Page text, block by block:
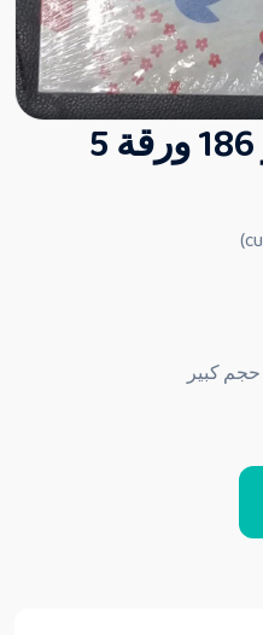
كشكول هارد كفر 186 ورقة 5